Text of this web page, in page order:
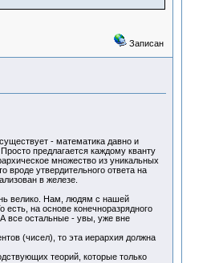
Записан
- математика давно и
предлагается каждому кванту
множество из уникальных
вроде утвердительного ответа на
в железе.
велико. Нам, людям с нашей
на основе конечноразрядного
все остальные - увы, уже вне
(чисел), то эта иерархия должна
теорий, которые только